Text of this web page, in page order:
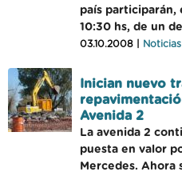
país participarán,
10:30 hs, de un
03.10.2008 | Noticias
Inician nuevo
Avenida 2
La avenida 2
puesta en valor
Mercedes. Ahora